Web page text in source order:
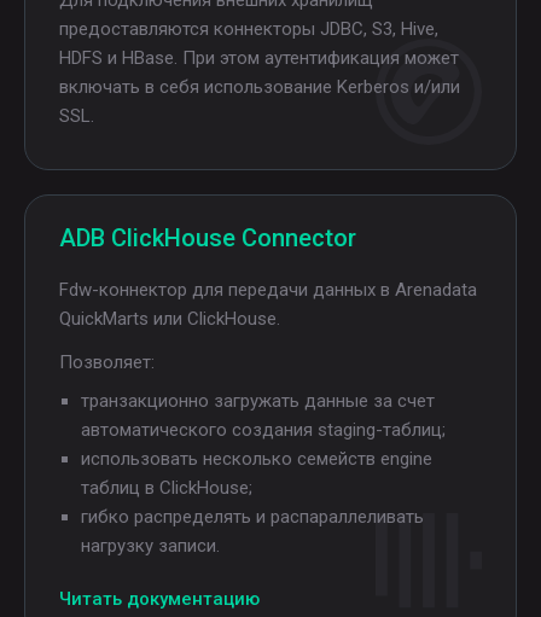
предоставляются коннекторы JDBC, S3, Hive,
HDFS и HBase. При этом аутентификация может
включать в себя использование Kerberos и/или
SSL.
ADB ClickHouse Connector
Fdw-коннектор для передачи данных в Arenadata
QuickMarts или ClickHouse.
Позволяет:
транзакционно загружать данные за счет
автоматического создания staging-таблиц;
использовать несколько семейств engine
таблиц в ClickHouse;
гибко распределять и распараллеливать
нагрузку записи.
Читать документацию